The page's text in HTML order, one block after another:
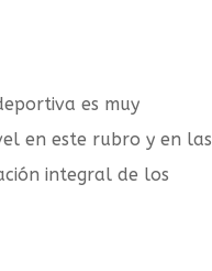
es muy
en este rubro y en las
integral de los